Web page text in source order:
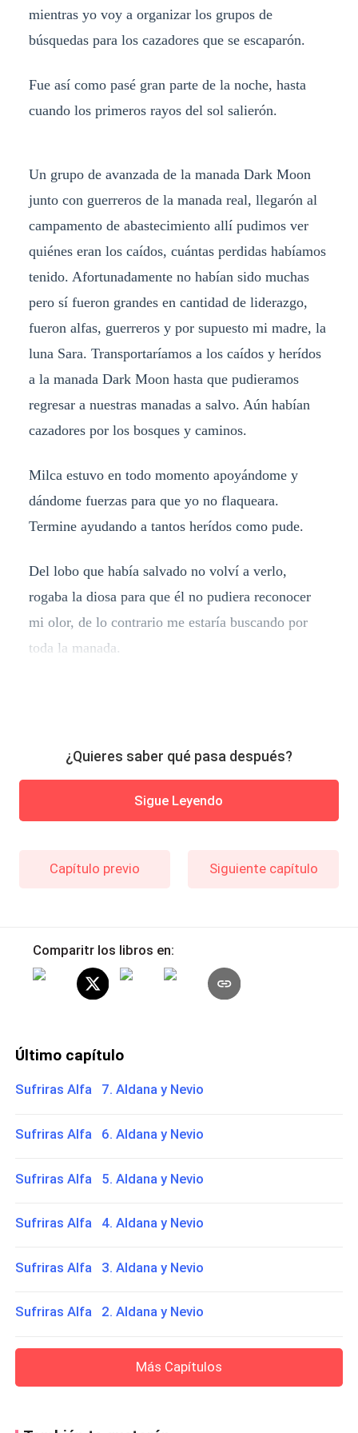
mientras yo voy a organizar los grupos de
búsquedas para los cazadores que se escaparón.
Fue así como pasé gran parte de la noche, hasta
cuando los primeros rayos del sol salierón.
Un grupo de avanzada de la manada Dark Moon
junto con guerreros de la manada real, llegarón al
campamento de abastecimiento allí pudimos ver
quiénes eran los caídos, cuántas perdidas habíamos
tenido. Afortunadamente no habían sido muchas
pero sí fueron grandes en cantidad de liderazgo,
fueron alfas, guerreros y por supuesto mi madre, la
luna Sara. Transportaríamos a los caídos y herídos
a la manada Dark Moon hasta que pudieramos
regresar a nuestras manadas a salvo. Aún habían
cazadores por los bosques y caminos.
Milca estuvo en todo momento apoyándome y
dándome fuerzas para que yo no flaqueara.
Termine ayudando a tantos herídos como pude.
Del lobo que había salvado no volví a verlo,
rogaba la diosa para que él no pudiera reconocer
mi olor, de lo contrario me estaría buscando por
toda la manada.
¿Quieres saber qué pasa después?
Sigue Leyendo
Capítulo previo Siguiente capítulo
Comparitr los libros en:
Último capítulo
Sufriras Alfa 7. Aldana y Nevio
Sufriras Alfa 6. Aldana y Nevio
Sufriras Alfa 5. Aldana y Nevio
Sufriras Alfa 4. Aldana y Nevio
Sufriras Alfa 3. Aldana y Nevio
Sufriras Alfa 2. Aldana y Nevio
Más Capítulos